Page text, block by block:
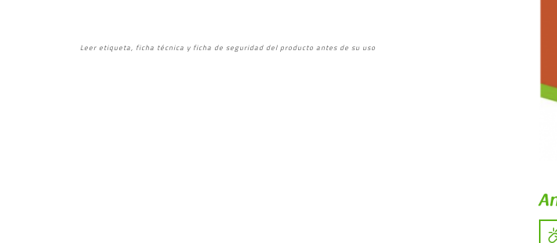
Leer etiqueta, ficha técnica y ficha de seguridad del producto antes de su uso